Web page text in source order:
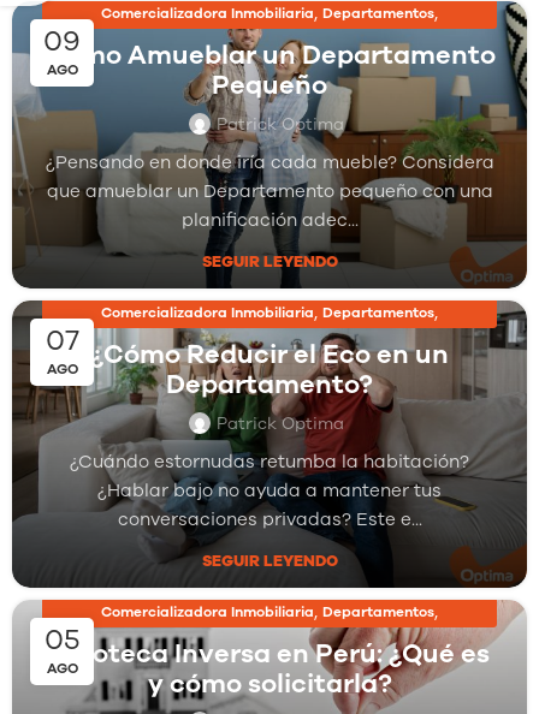
09
AGO
Comercializadora Inmobiliaria, Departamentos,
Inmobiliarias,Proyectos Inmobiliarios
Cómo Amueblar un Departamento
Pequeño
Patrick Optima
¿Pensando en donde iría cada mueble? Considera
que amueblar un Departamento pequeño con una
planificación adec...
SEGUIR LEYENDO
07
AGO
Comercializadora Inmobiliaria, Departamentos,
Inmobiliarias,Proyectos Inmobiliarios
¿Cómo Reducir el Eco en un
Departamento?
Patrick Optima
¿Cuándo estornudas retumba la habitación?
¿Hablar bajo no ayuda a mantener tus
conversaciones privadas? Este e...
SEGUIR LEYENDO
05
AGO
Comercializadora Inmobiliaria, Departamentos,
Inmobiliarias Proyectos Inmobiliarios
Hipoteca Inversa en Perú: ¿Qué es
y cómo solicitarla?